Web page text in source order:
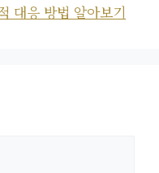
대응 방법 알아보기